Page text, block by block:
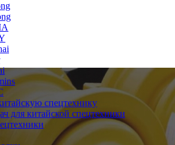
спецтехнику
для китайской спецтехники